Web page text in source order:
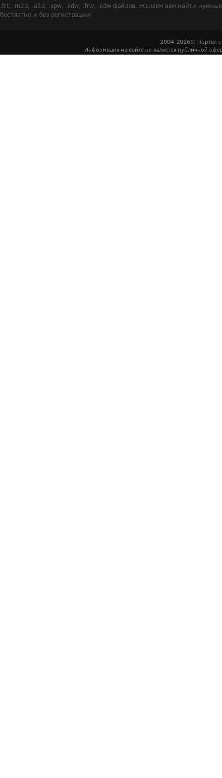
.frt, .m3d, .a3d, .spw, .kdw, .frw, .cdw файлов. Желаем вам найти
бесплатно и без регистрации!
2004-2026© Портал
Информация на сайте не является публичной